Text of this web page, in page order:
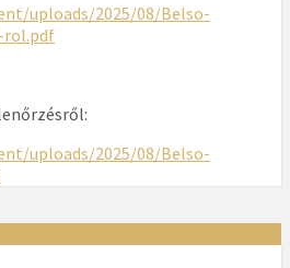
uploads/2025/08/Belso-
rol.pdf
uploads/2025/08/Belso-